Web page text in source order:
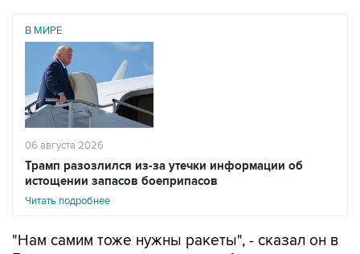
В МИРЕ
06 августа 2026
Трамп разозлился из-за утечки информации об
истощении запасов боеприпасов
Читать подробнее
"Нам самим тоже нужны ракеты", - сказал он в